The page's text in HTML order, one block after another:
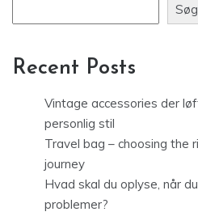
Søg
Recent Posts
Vintage accessories der
personlig stil
Travel bag – choosing the
journey
Hvad skal du oplyse, når
problemer?